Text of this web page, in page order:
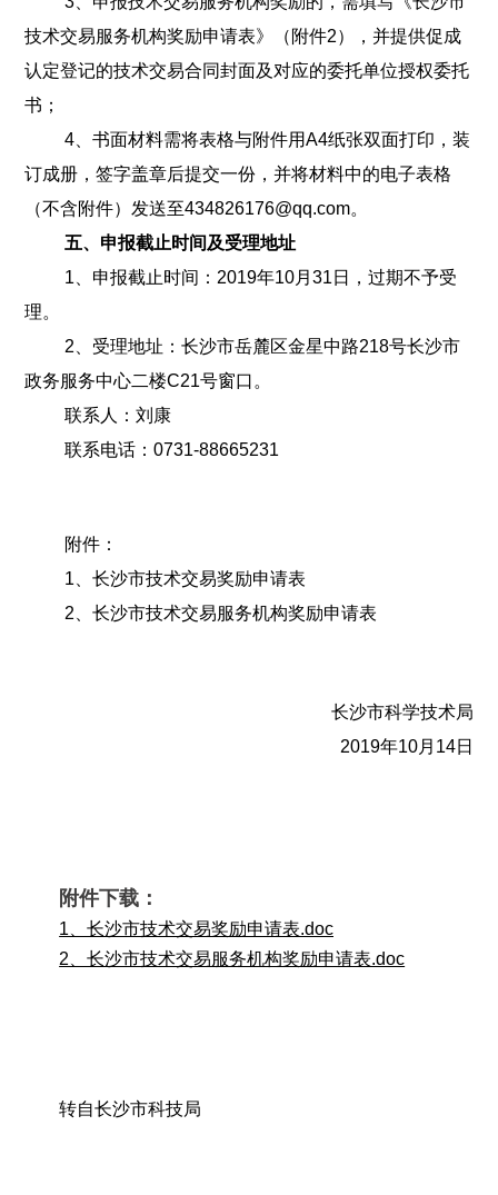
技术交易服务机构奖励申请表》（附件2），并提供促成
认定登记的技术交易合同封面及对应的委托单位授权委托
书；
4、书面材料需将表格与附件用A4纸张双面打印，装
订成册，签字盖章后提交一份，并将材料中的电子表格
（不含附件）发送至434826176@qq.com。
五、申报截止时间及受理地址
1、申报截止时间：2019年10月31日，过期不予受
理。
2、受理地址：长沙市岳麓区金星中路218号长沙市
政务服务中心二楼C21号窗口。
联系人：刘康
联系电话：0731-88665231
附件：
1、长沙市技术交易奖励申请表
2、长沙市技术交易服务机构奖励申请表
长沙市科学技术局
2019年10月14日
附件下载：
1、长沙市技术交易奖励申请表.doc
2、长沙市技术交易服务机构奖励申请表.doc
转自长沙市科技局